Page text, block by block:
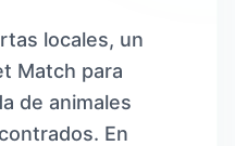
locales, un
Match para
de animales
En